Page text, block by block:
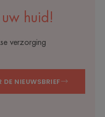
huid!
verzorging
NIEUWSBRIEF